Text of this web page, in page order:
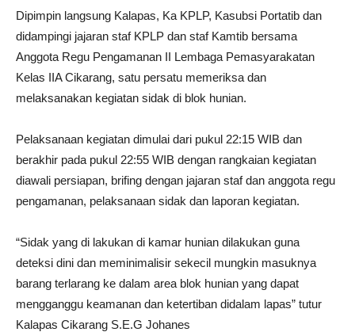
Dipimpin langsung Kalapas, Ka KPLP, Kasubsi Portatib dan
didampingi jajaran staf KPLP dan staf Kamtib bersama
Anggota Regu Pengamanan II Lembaga Pemasyarakatan
Kelas IIA Cikarang, satu persatu memeriksa dan
melaksanakan kegiatan sidak di blok hunian.
Pelaksanaan kegiatan dimulai dari pukul 22:15 WIB dan
berakhir pada pukul 22:55 WIB dengan rangkaian kegiatan
diawali persiapan, brifing dengan jajaran staf dan anggota regu
pengamanan, pelaksanaan sidak dan laporan kegiatan.
“Sidak yang di lakukan di kamar hunian dilakukan guna
deteksi dini dan meminimalisir sekecil mungkin masuknya
barang terlarang ke dalam area blok hunian yang dapat
mengganggu keamanan dan ketertiban didalam lapas” tutur
Kalapas Cikarang S.E.G Johanes